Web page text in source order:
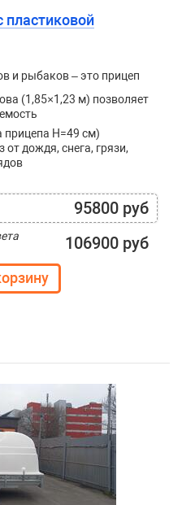
и рыбаков – это прицеп
(1,85×1,23 м) позволяет
H=49 см)
от дождя, снега, грязи,
95800 руб
106900 руб